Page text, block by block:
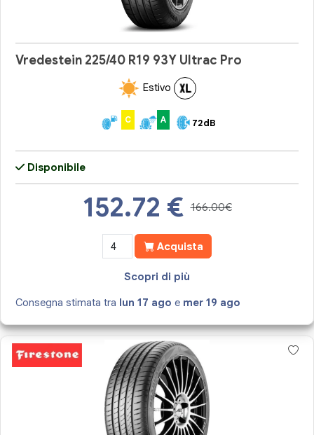
Vredestein 225/40 R19 93Y Ultrac Pro
Estivo
C A 72dB
Disponibile
152.72 € 166.00€
Acquista
Scopri di più
Consegna stimata tra lun 17 ago e mer 19 ago